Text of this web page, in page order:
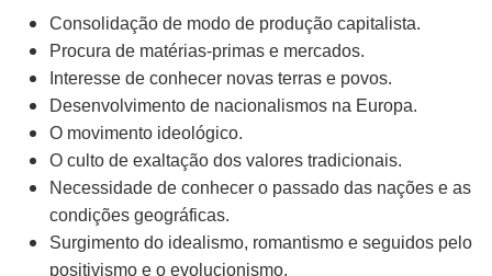
Consolidação de modo de produção capitalista.
Procura de matérias-primas e mercados.
Interesse de conhecer novas terras e povos.
Desenvolvimento de nacionalismos na Europa.
O movimento ideológico.
O culto de exaltação dos valores tradicionais.
Necessidade de conhecer o passado das nações e as
condições geográficas.
Surgimento do idealismo, romantismo e seguidos pelo
positivismo e o evolucionismo.